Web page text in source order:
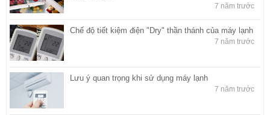
7 năm trước
Chế độ tiết kiệm điện "Dry" thần thánh của máy lạnh
7 năm trước
Lưu ý quan trọng khi sử dụng máy lạnh
7 năm trước